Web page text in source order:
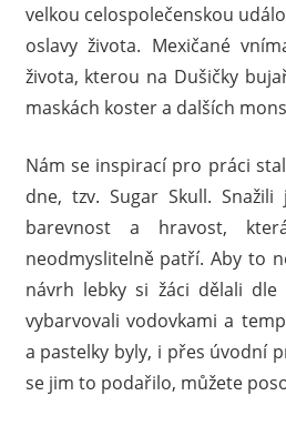
velkou celospolečenskou
oslavy života. Mexičané
života, kterou na Dušičky
maskách koster a dalších
Nám se inspirací pro práci
dne, tzv. Sugar Skull.
barevnost a hravost,
neodmyslitelně patří. Aby to
návrh lebky si žáci dělali
vybarvovali vodovkami a
a pastelky byly, i přes úvodní
se jim to podařilo, můžete